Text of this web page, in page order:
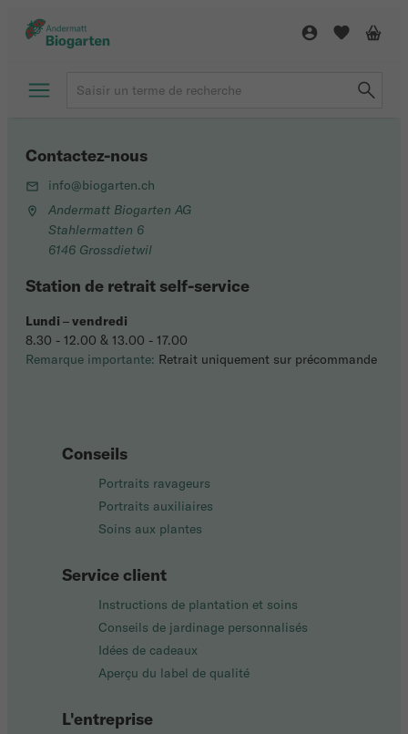
Conseils
Portraits ravageurs
Portraits auxiliaires
Soins aux plantes
Service client
Instructions de plantation et soins
Conseils de jardinage personnalisés
Idées de cadeaux
Aperçu du label de qualité
L'entreprise
Contactez-nous
info@biogarten.ch
Andermatt Biogarten AG
Stahlermatten 6
6146 Grossdietwil
Station de retrait self-service
Lundi –vendredi
8.30 - 12.00 & 13.00 - 17.00
Remarque importante: Retrait uniquement sur précommande